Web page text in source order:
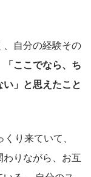
自分の経験その
「ここでなら、ち
」と思えたこと
り来ていて、
りながら、お互